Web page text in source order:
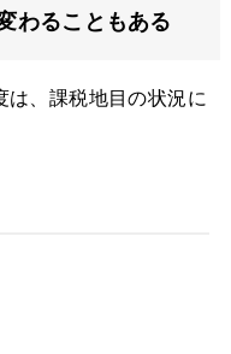
わることもある
は、課税地目の状況に